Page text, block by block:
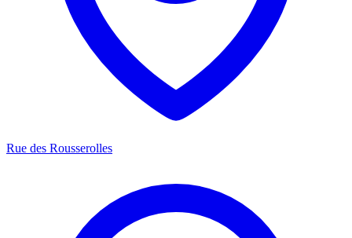
Rue des Rousserolles